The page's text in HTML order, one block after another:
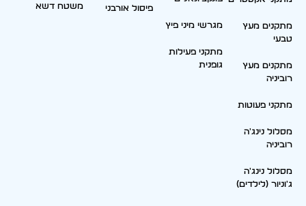
מתקנים מעץ
טבעי
מתקנים מעץ
רוביניה
מתקני פעוטות
מסלול נינג'ה
רוביניה
מסלול נינג'ה
ג'וניור (לילדים)
מגרשי מיני פיץ
מתקני פעילות
גופנית
פיסול אורבני משטח דשא